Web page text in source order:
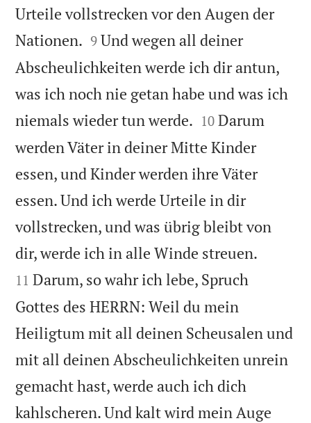
Urteile vollstrecken vor den Augen der
Nationen. 

9 Und wegen all deiner
Abscheulichkeiten werde ich dir antun,
was ich noch nie getan habe und was ich
niemals wieder tun werde. 

10 Darum
werden Väter in deiner Mitte Kinder
essen, und Kinder werden ihre Väter
essen. Und ich werde Urteile in dir
vollstrecken, und was übrig bleibt von
dir, werde ich in alle Winde streuen.
11 Darum, so wahr ich lebe, Spruch
Gottes des HERRN: Weil du mein
Heiligtum mit all deinen Scheusalen und
mit all deinen Abscheulichkeiten unrein
gemacht hast, werde auch ich dich
kahlscheren. Und kalt wird mein Auge